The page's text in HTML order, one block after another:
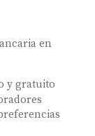
en
y gratuito